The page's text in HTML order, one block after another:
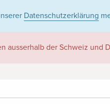
Datenschutzerklärung
ausserhalb der Schweiz und